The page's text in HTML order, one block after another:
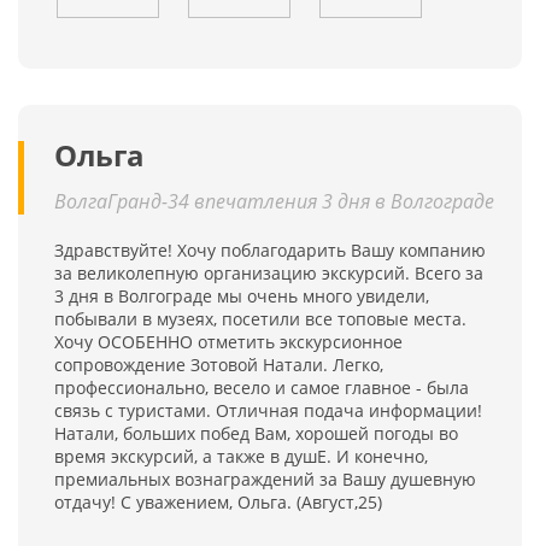
Ольга
ВолгаГранд-34 впечатления 3 дня в Волгограде
Здравствуйте! Хочу поблагодарить Вашу компанию
за великолепную организацию экскурсий. Всего за
3 дня в Волгограде мы очень много увидели,
побывали в музеях, посетили все топовые места.
Хочу ОСОБЕННО отметить экскурсионное
сопровождение Зотовой Натали. Легко,
профессионально, весело и самое главное - была
связь с туристами. Отличная подача информации!
Натали, больших побед Вам, хорошей погоды во
время экскурсий, а также в душЕ. И конечно,
премиальных вознаграждений за Вашу душевную
отдачу! С уважением, Ольга. (Август,25)